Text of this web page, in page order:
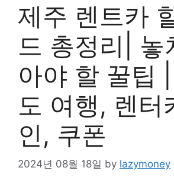
제주 렌트카
드 총정리| 놓
아야 할 꿀팁
도 여행, 렌터
인, 쿠폰
2024년 08월 18일 by lazymoney